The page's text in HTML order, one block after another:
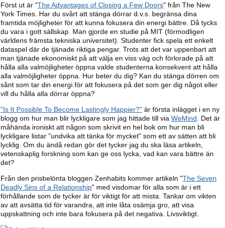
Först ut är "The Advantages of Closing a Few Doors" från The New
York Times. Har du svårt att stänga dörrar d.v.s. begränsa dina
framtida möjligheter för att kunna fokusera din energi bättre. Då tycks
du vara i gott sällskap. Man gjorde en studie på MIT (förmodligen
världens främsta tekniska universitet). Studenter fick spela ett enkelt
dataspel där de tjänade riktiga pengar. Trots att det var uppenbart att
man tjänade ekonomiskt på att välja en viss väg och förlorade på att
hålla alla valmöjligheter öppna valde studenterna konsekvent att hålla
alla valmöjligheter öppna. Hur beter du dig? Kan du stänga dörren om
sånt som tar din energi för att fokusera på det som ger dig något eller
vill du hålla alla dörrar öppna?
"Is It Possible To Become Lastingly Happier?" är första inlägget i en ny
blogg om hur man blir lyckligare som jag hittade till via WeMind . Det är
måhända ironiskt att någon som skrivit en hel bok om hur man bli
lyckligare listar "undvika att tänka för mycket" som ett av sätten att bli
lycklig. Om du ändå redan gör det tycker jag du ska läsa artikeln,
vetenskaplig forskning som kan ge oss lycka, vad kan vara bättre än
det?
Från den prisbelönta bloggen Zenhabits kommer artikeln "The Seven
Deadly Sins of a Relationship" med visdomar för alla som är i ett
förhållande som de tycker är för viktigt för att mista. Tankar om vikten
av att avsätta tid för varandra, att inte låta osämja gro, att visa
uppskattning och inte bara fokusera på det negativa. Livsviktigt.